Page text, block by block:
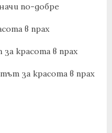
по-добре
в прах
красота в прах
за красота в прах